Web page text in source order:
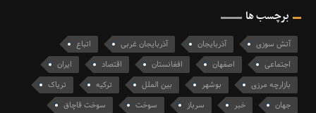
برچسب ها
آتش سوزی آذربایجان آذربایجان غربی
اتباع
اجتماعی
اصفهان افغانستان اقتصاد
ایران
بازارچه مرزی
بوشهر بین الملل ترکیه
تریاک
جهان
خبر سرباز سوخت
سوخت قاچاق